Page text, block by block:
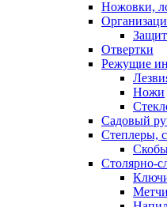
Ножовки,
Отвертки
Режущие
Ножи
Садовый
Степлеры,
Столярно-